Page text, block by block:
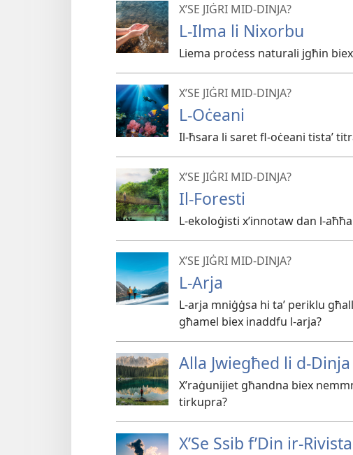
X’SE JIĠRI MID-DINJA?
L-Ilma li Nixorbu
Liema proċess naturali jgħin
X’SE JIĠRI MID-DINJA?
L-Oċeani
Il-ħsara li saret fl-oċeani tistaʼ
X’SE JIĠRI MID-DINJA?
Il-Foresti
L-ekoloġisti x’innotaw dan l-
X’SE JIĠRI MID-DINJA?
L-Arja
L-arja mniġġsa hi taʼ periklu
għamel biex inaddfu l-arja?
Alla Jwiegħed li d-
X’raġunijiet għandna biex
tirkupra?
X’Se Ssib f’Din ir-Rivista